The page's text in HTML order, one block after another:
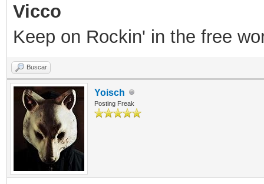
Vicco
Keep on Rockin' in the free
Buscar
Yoisch
Posting Freak